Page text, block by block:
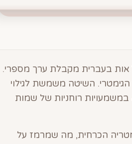
אות בעברית מקבלת ערך מספרי.
השיטה משמשת לגילוי
רוחניות של שמות
"אהבה" והמילה "אחד" שתיהן שוות 13 בגימטריה הכרחית, מה שמרמז על